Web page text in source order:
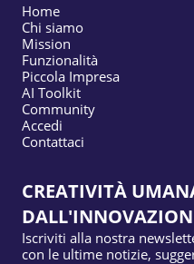
Home
Chi siamo
Mission
Funzionalità
Piccola Impresa
AI Toolkit
Community
Accedi
Contattaci
CREATIVITÀ
Iscriviti alla nostra
con le ultime notizie,